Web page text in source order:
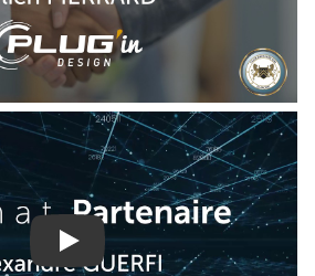
Play